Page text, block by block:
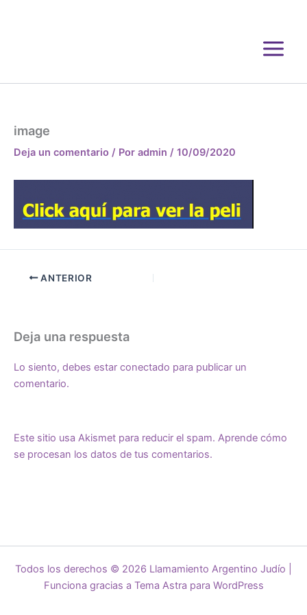
image
Deja un comentario / Por admin / 10/09/2020
ANTERIOR
Deja una respuesta
Lo siento, debes estar conectado para publicar un
comentario.
Este sitio usa Akismet para reducir el spam. Aprende cómo
se procesan los datos de tus comentarios.
Todos los derechos © 2026 Llamamiento Argentino Judío |
Funciona gracias a Tema Astra para WordPress